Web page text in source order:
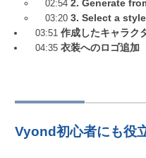
02:54 2. Generate
03:20 3. Select a style
03:51 作成したキャラク
04:35衣装へのロゴ追加
Vyond初心者にも役